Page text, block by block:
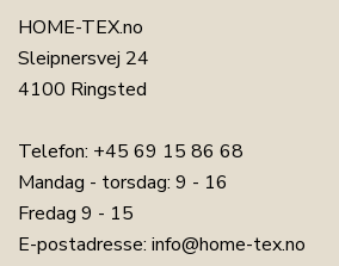
HOME-TEX.no
Sleipnersvej 24
4100 Ringsted
Telefon: +45 69 15 86 68
Mandag - torsdag: 9 - 16
Fredag 9 - 15
E-postadresse: info@home-tex.no